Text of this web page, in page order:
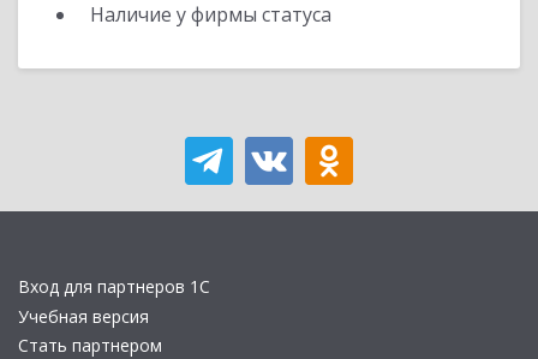
Наличие у фирмы статуса
Вход для партнеров 1С
Учебная версия
Стать партнером